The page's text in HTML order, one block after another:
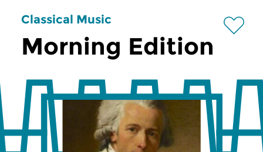
Classical Music
Morning Edition